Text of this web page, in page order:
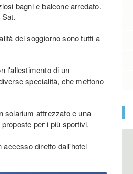
bagni e balcone arredato.
del soggiorno sono tutti a
l'allestimento di un
specialità, che mettono
solarium attrezzato e una
per i più sportivi.
accesso diretto dall'hotel